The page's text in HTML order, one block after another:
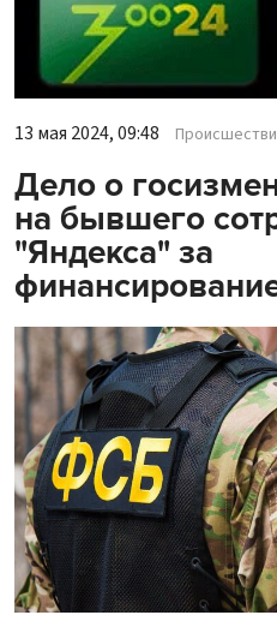
13 мая 2024, 09:48
Дело о
на бывшего
"Яндекса" за